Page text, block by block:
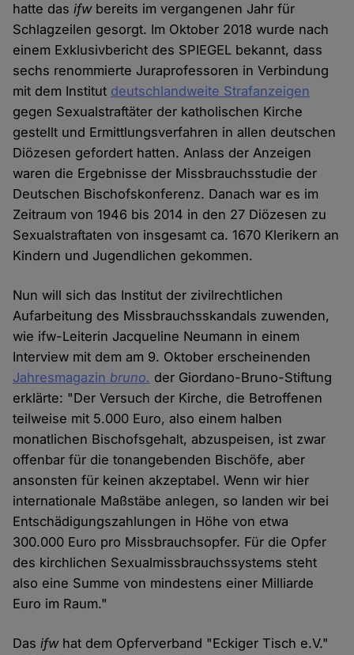
hatte dasifwbereits im vergangenen Jahr für
Schlagzeilen gesorgt. Im Oktober 2018 wurde nach
einem Exklusivbericht des SPIEGEL bekannt, dass
sechs renommierte Juraprofessoren in Verbindung
mit dem Institut deutschlandweite Strafanzeigen
gegen Sexualstraftäter der katholischen Kirche
gestellt und Ermittlungsverfahren in allen deutschen
Diözesen gefordert hatten. Anlass der Anzeigen
waren die Ergebnisse der Missbrauchsstudie der
Deutschen Bischofskonferenz. Danach war es im
Zeitraum von 1946 bis 2014 in den 27 Diözesen zu
Sexualstraftaten von insgesamt ca. 1670 Klerikern an
Kindern und Jugendlichen gekommen.
Nun will sich das Institut der zivilrechtlichen
Aufarbeitung des Missbrauchsskandals zuwenden,
wie ifw-Leiterin Jacqueline Neumann in einem
Interview mit dem am 9. Oktober erscheinenden
Jahresmagazinbruno. der Giordano-Bruno-Stiftung
erklärte: "Der Versuch der Kirche, die Betroffenen
teilweise mit 5.000 Euro, also einem halben
monatlichen Bischofsgehalt, abzuspeisen, ist zwar
offenbar für die tonangebenden Bischöfe, aber
ansonsten für keinen akzeptabel. Wenn wir hier
internationale Maßstäbe anlegen, so landen wir bei
Entschädigungszahlungen in Höhe von etwa
300.000 Euro pro Missbrauchsopfer. Für die Opfer
des kirchlichen Sexualmissbrauchssystems steht
also eine Summe von mindestens einer Milliarde
Euro im Raum."
Dasifwhat dem Opferverband "Eckiger Tisch e.V."